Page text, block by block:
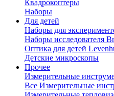
Квадрокоптеры
Наборы
Для детей
Наборы для
Наборы исследователя
Оптика для детей
Детские микроскопы
Прочее
Измерительные
Все Измерительные